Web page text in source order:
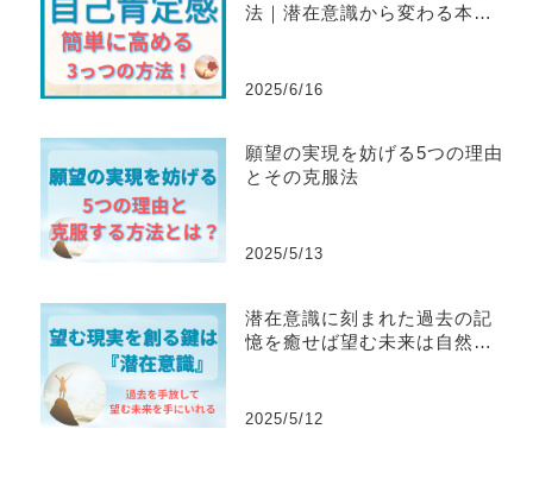
法｜潜在意識から変わる本当
2025/6/16
願望の実現を妨げる5つの理由
とその克服法
2025/5/13
潜在意識に刻まれた過去の記
憶を癒せば望む未来は自然に
2025/5/12